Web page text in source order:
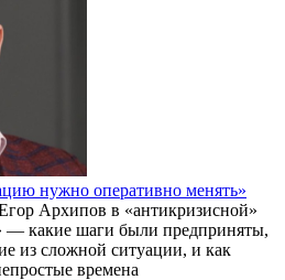
нужно оперативно менять»
Архипов в «антикризисной»
— какие шаги были предприняты,
из сложной ситуации, и как
времена